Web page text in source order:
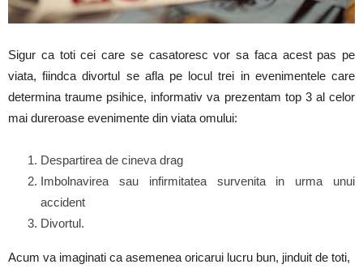
Sigur ca toti cei care se casatoresc vor sa faca acest pas pe
viata, fiindca divortul se afla pe locul trei in evenimentele care
determina traume psihice, informativ va prezentam top 3 al celor
mai dureroase evenimente din viata omului:
Despartirea de cineva drag
Imbolnavirea sau infirmitatea survenita in urma unui
accident
Divortul.
Acum va imaginati ca asemenea oricarui lucru bun, jinduit de toti,